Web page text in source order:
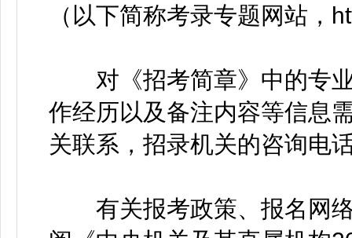
（以下简称考录专题网站，
对《招考简章》中的专业
作经历以及备注内容等信息
关联系，招录机关的咨询电
有关报考政策、报名网络